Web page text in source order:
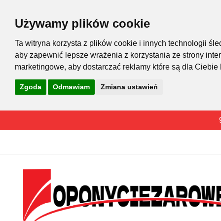
Używamy plików cookie
Ta witryna korzysta z plików cookie i innych technologii
aby zapewnić lepsze wrażenia z korzystania ze strony
marketingowe, aby dostarczać reklamy które są dla
Zgoda Odmawiam Zmiana ustawień
treści